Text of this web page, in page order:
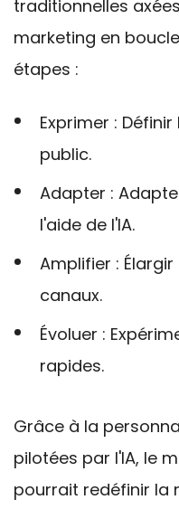
traditionnelles
marketing en
étapes :
Exprimer :
public.
Adapter :
l'aide de l'IA.
Amplifier :
canaux.
Évoluer :
rapides.
Grâce à la
pilotées par l'IA, le
pourrait redéfinir la